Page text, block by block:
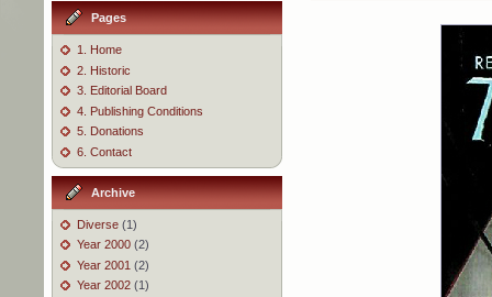
Pages
1. Home
2. Historic
3. Editorial Board
4. Publishing Conditions
5. Donations
6. Contact
Archive
Diverse (1)
Year 2000 (2)
Year 2001 (2)
Year 2002 (1)